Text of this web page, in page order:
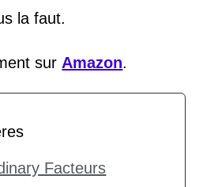
la faut.
sur Amazon.
Facteurs